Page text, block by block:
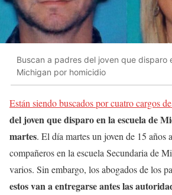
Buscan a padres del joven que disparo
Michigan por homicidio
Están siendo buscados por cuatro cargos
del joven que disparo en la escuela de
martes. El día martes un joven de 15 años
compañeros en la escuela Secundaria de
varios. Sin embargo, los abogados de los
estos van a entregarse antes las